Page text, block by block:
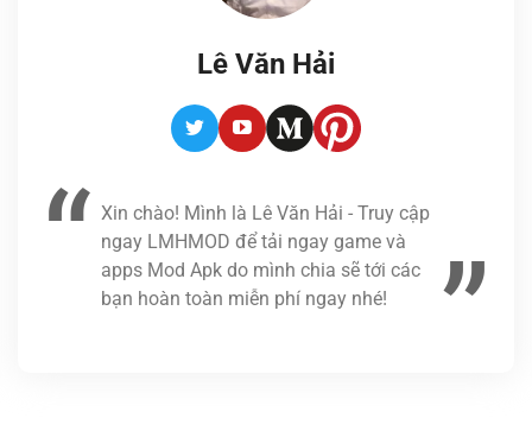
Lê Văn Hải
TwitterYoutubeMediumPinterest
Xin chào! Mình là Lê Văn Hải - Truy cập
ngay LMHMOD để tải ngay game và
apps Mod Apk do mình chia sẽ tới các
bạn hoàn toàn miễn phí ngay nhé!